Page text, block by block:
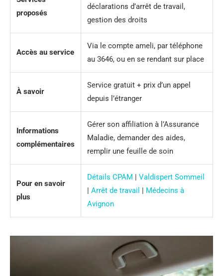
proposés
déclarations d’arrêt de travail,
gestion des droits
Accès au service
Via le compte ameli, par téléphone
au 3646, ou en se rendant sur place
À savoir
Service gratuit + prix d’un appel
depuis l’étranger
Informations
complémentaires
Gérer son affiliation à l’Assurance
Maladie, demander des aides,
remplir une feuille de soin
Pour en savoir
plus
Détails CPAM | Valdispert Sommeil
| Arrêt de travail | Médecins à
Avignon